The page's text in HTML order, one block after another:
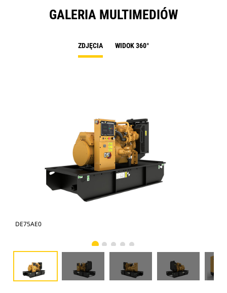
GALERIA MULTIMEDIÓW
ZDJĘCIA WIDOK 360°
DE75AE0